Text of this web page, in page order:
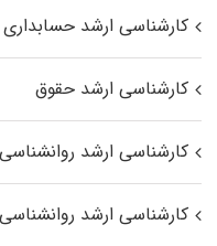
کارشناسی ارشد حسابداری
کارشناسی ارشد حقوق
کارشناسی ارشد روانشناسی
کارشناسی ارشد روانشناسی ۲